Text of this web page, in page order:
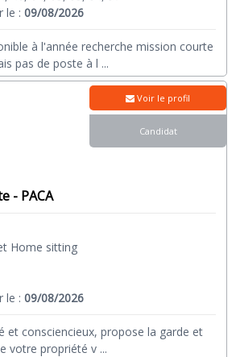
le :09/08/2026
à l'année recherche mission courte
pas de poste à l ...
- PACA
Home sitting
le :09/08/2026
et consciencieux, propose la garde et
votre propriété v ...
Voir le profil
Candidat